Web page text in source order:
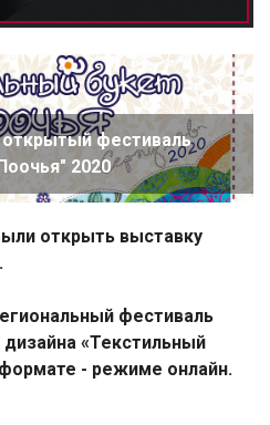
фестиваль
2020
открыть выставку
фестиваль
«Текстильный
- режиме онлайн.